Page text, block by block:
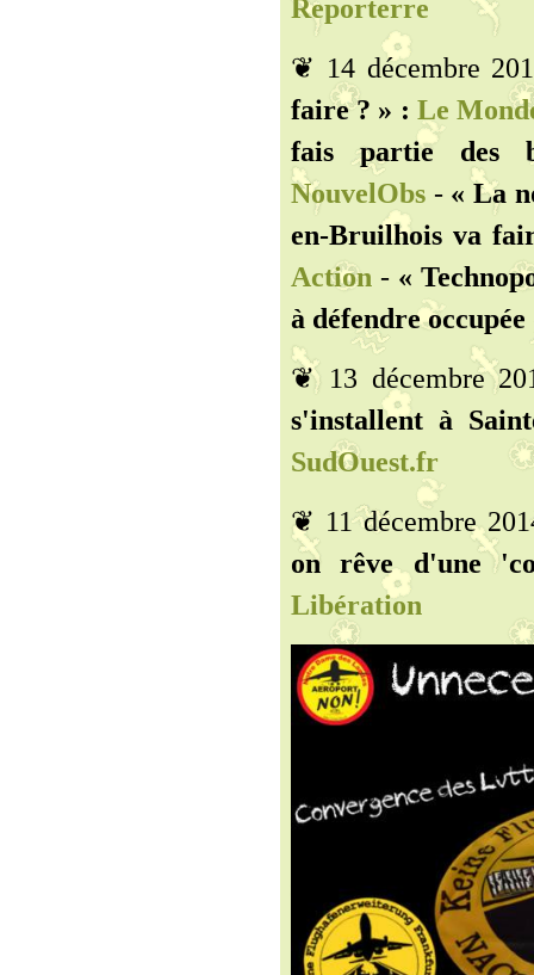
Reporterre
❦ 14 décembre
faire ? » : Le
fais partie des
NouvelObs - « La
en-Bruilhois va
Action - «
à défendre
❦ 13 décembre
s'installent à
SudOuest.fr
❦ 11 décembre
on rêve d'une
Libération